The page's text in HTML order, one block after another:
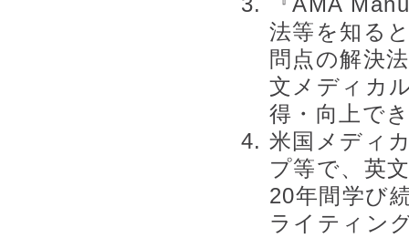
法等を知る
問点の解決
文メディカ
得・向上で
米国メディ
プ等で、英
20年間学び
ライティン